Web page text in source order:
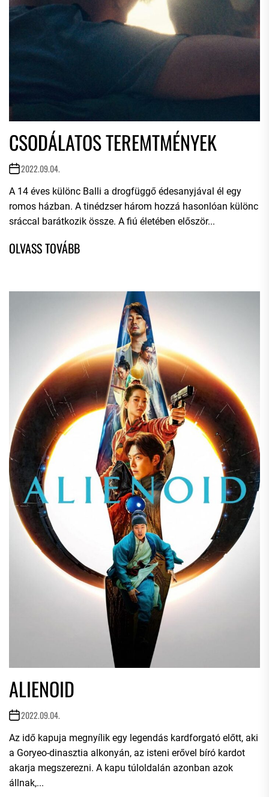
CSODÁLATOS TEREMTMÉNYEK
2022.09.04.
A 14 éves különc Balli a drogfüggő édesanyjával él egy
romos házban. A tinédzser három hozzá hasonlóan különc
sráccal barátkozik össze. A fiú életében először...
ALIENOID
2022.09.04.
Az idő kapuja megnyílik egy legendás kardforgató előtt, aki
a Goryeo-dinasztia alkonyán, az isteni erővel bíró kardot
akarja megszerezni. A kapu túloldalán azonban azok
állnak,...